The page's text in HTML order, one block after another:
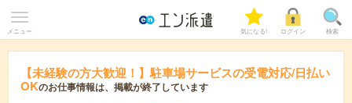
メニュー 気になる! ログイン 検索
【未経験の方大歓迎！】駐車場サービスの受電対応/日払い
OKのお仕事情報は、掲載が終了しています